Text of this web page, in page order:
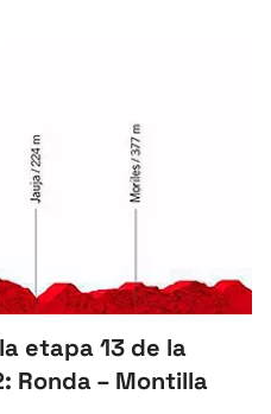
etapa 13 de la
Ronda – Montilla